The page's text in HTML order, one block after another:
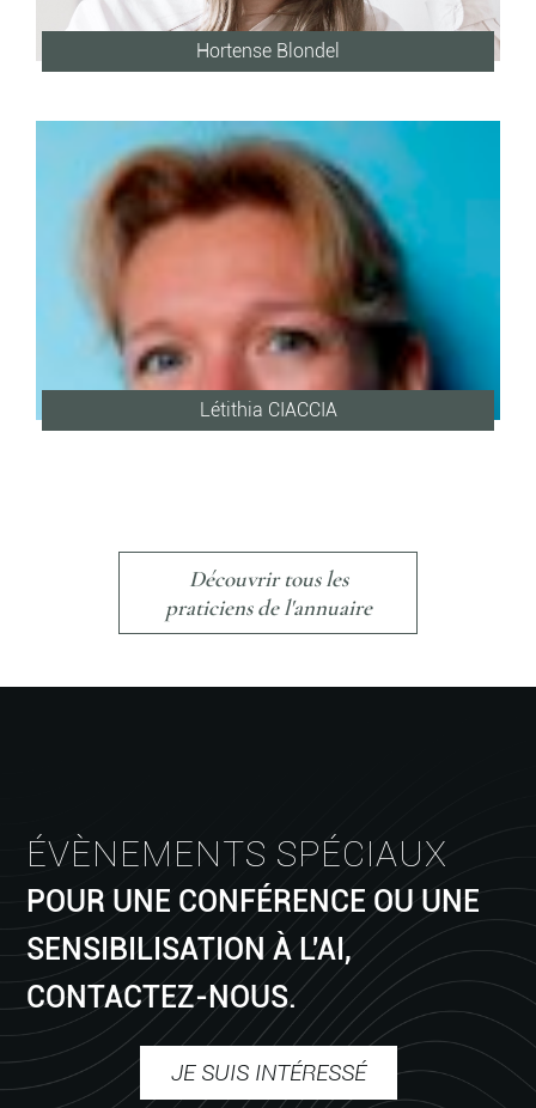
Hortense Blondel
Létithia CIACCIA
Découvrir tous les
praticiens de l'annuaire
ÉVÈNEMENTS SPÉCIAUX
POUR UNE CONFÉRENCE OU UNE
SENSIBILISATION À L'AI,
CONTACTEZ-NOUS.
JE SUIS INTÉRESSÉ